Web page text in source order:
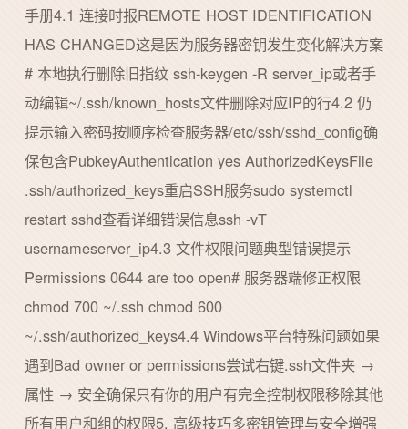
手册4.1 连接时报REMOTE HOST IDENTIFICATION
HAS CHANGED这是因为服务器密钥发生变化解决方案
# 本地执行删除旧指纹 ssh-keygen -R server_ip或者手
动编辑~/.ssh/known_hosts文件删除对应IP的行4.2 仍
提示输入密码按顺序检查服务器/etc/ssh/sshd_config确
保包含PubkeyAuthentication yes AuthorizedKeysFile
.ssh/authorized_keys重启SSH服务sudo systemctl
restart sshd查看详细错误信息ssh -vT
usernameserver_ip4.3 文件权限问题典型错误提示
Permissions 0644 are too open# 服务器端修正权限
chmod 700 ~/.ssh chmod 600
~/.ssh/authorized_keys4.4 Windows平台特殊问题如果
遇到Bad owner or permissions尝试右键.ssh文件夹 →
属性 → 安全确保只有你的用户有完全控制权限移除其他
所有用户和组的权限5. 高级技巧多密钥管理与安全增强